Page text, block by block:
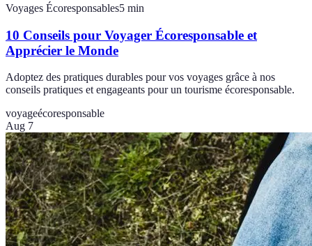
Voyages Écoresponsables5 min
10 Conseils pour Voyager Écoresponsable et
Apprécier le Monde
Adoptez des pratiques durables pour vos voyages grâce à nos
conseils pratiques et engageants pour un tourisme écoresponsable.
voyageécoresponsable
Aug 7